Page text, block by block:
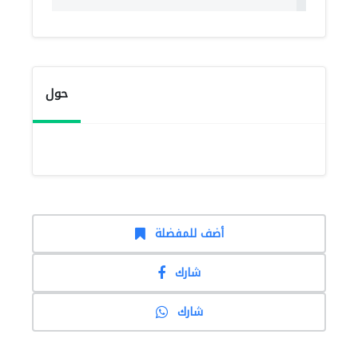
حول
أضف للمفضلة
شارك
شارك